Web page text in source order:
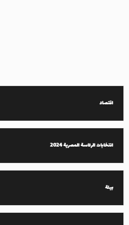
اقتصاد
انتخابات الرئاسة المصرية 2024
بيئة